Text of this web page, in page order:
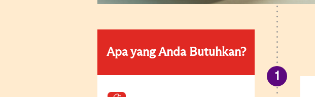
Apa yang Anda Butuhkan?